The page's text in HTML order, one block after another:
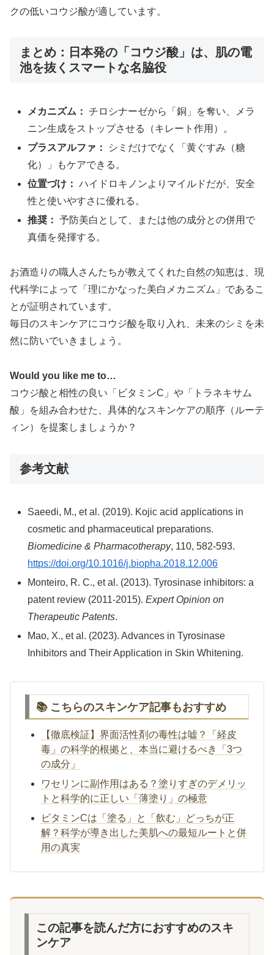
クの低いコウジ酸が適しています。
まとめ：日本発の「コウジ酸」は、肌の電
池を抜くスマートな名脇役
メカニズム： チロシナーゼから「銅」を奪い、メラ
ニン生成をストップさせる（キレート作用）。
プラスアルファ：
シミだけでなく「黄ぐすみ（糖
化）」もケアできる。
位置づけ： ハイドロキノンよりマイルドだが、安全
性と使いやすさに優れる。
推奨： 予防美白として、または他の成分との併用で
真価を発揮する。
お酒造りの職人さんたちが教えてくれた自然の知恵は、現
代科学によって「理にかなった美白メカニズム」であるこ
とが証明されています。
毎日のスキンケアにコウジ酸を取り入れ、未来のシミを未
然に防いでいきましょう。
Would you like me to…
コウジ酸と相性の良い「ビタミンC」や「トラネキサム
酸」を組み合わせた、具体的なスキンケアの順序（ルーテ
ィン）を提案しましょうか？
参考文献
Saeedi, M., et al. (2019). Kojic acid applications in
cosmetic and pharmaceutical preparations.
Biomedicine & Pharmacotherapy, 110, 582-593.
https://doi.org/10.1016/j.biopha.2018.12.006
Monteiro, R. C., et al. (2013). Tyrosinase inhibitors: a
patent review (2011-2015).Expert Opinion on
Therapeutic Patents.
Mao, X., et al. (2023). Advances in Tyrosinase
Inhibitors and Their Application in Skin Whitening.
📚 こちらのスキンケア記事もおすすめ
【徹底検証】界面活性剤の毒性は嘘？「経皮
毒」の科学的根拠と、本当に避けるべき「3つ
の成分」
ワセリンに副作用はある？塗りすぎのデメリッ
トと科学的に正しい「薄塗り」の極意
ビタミンCは「塗る」と「飲む」どっちが正
解？科学が導き出した美肌への最短ルートと併
用の真実
この記事を読んだ方におすすめのスキ
ンケア